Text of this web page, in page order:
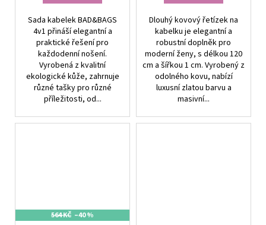
Sada kabelek BAD&BAGS
4v1 přináší elegantní a
praktické řešení pro
každodenní nošení.
Vyrobená z kvalitní
ekologické kůže, zahrnuje
různé tašky pro různé
příležitosti, od...
Dlouhý kovový řetízek na
kabelku je elegantní a
robustní doplněk pro
moderní ženy, s délkou 120
cm a šířkou 1 cm. Vyrobený z
odolného kovu, nabízí
luxusní zlatou barvu a
masivní...
564 KČ –40 %